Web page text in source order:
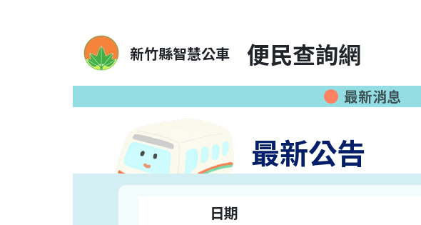
新竹縣智慧公車 便民查詢網
最新消息
最新公告
日期